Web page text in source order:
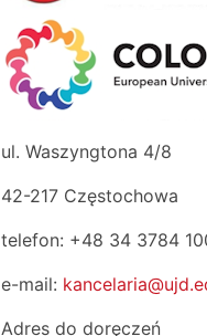
ul. Waszyngtona 4/8
42-217 Częstochowa
telefon: +48 34 3784
e-mail:
Adres do doręczeń